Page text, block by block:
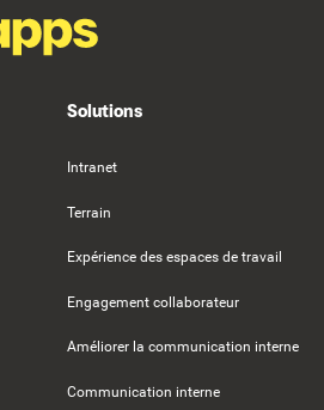
Solutions
Intranet
Terrain
Expérience des espaces de travail
Engagement collaborateur
Améliorer la communication interne
Communication interne